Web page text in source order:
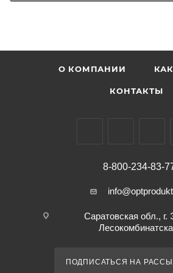
О КОМПАНИИ
КОНТАКТЫ
8-800-234-83-
Саратовская обл., г.
ПОДПИСАТЬСЯ НА